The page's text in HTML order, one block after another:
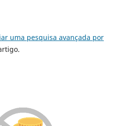
uma pesquisa avançada por